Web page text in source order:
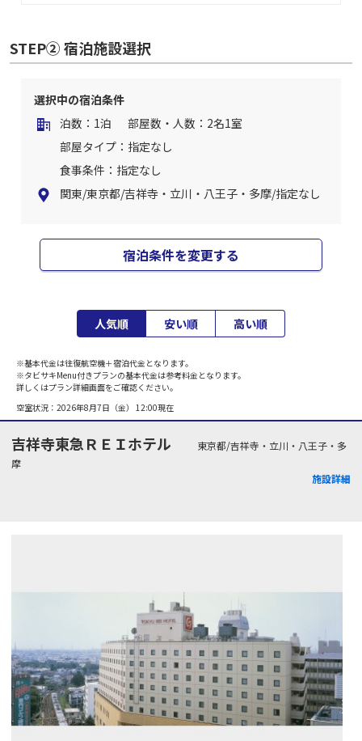
STEP② 宿泊施設選択
選択中の宿泊条件
泊数：1泊
部屋数・人数：2名1室
部屋タイプ：指定なし
食事条件：指定なし
関東/東京都/吉祥寺・立川・八王子・多摩/指定なし
宿泊条件を変更する
人気順 安い順 高い順
※基本代金は往復航空機＋宿泊代金となります。
※タビサキMenu付きプランの基本代金は参考料金となります。
詳しくはプラン詳細画面をご確認ください。
空室状況： 2026年8月7日（金） 12:00現在
吉祥寺東急ＲＥＩホテル
東京都/吉祥寺・立川・八王子・多
摩
施設詳細